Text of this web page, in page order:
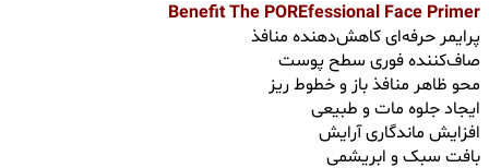
Benefit The POREfessional Face Primer
پرایمر حرفه‌ای کاهش‌دهنده منافذ
صاف‌کننده فوری سطح پوست
محو ظاهر منافذ باز و خطوط ریز
ایجاد جلوه مات و طبیعی
افزایش ماندگاری آرایش
بافت سبک و ابریشمی